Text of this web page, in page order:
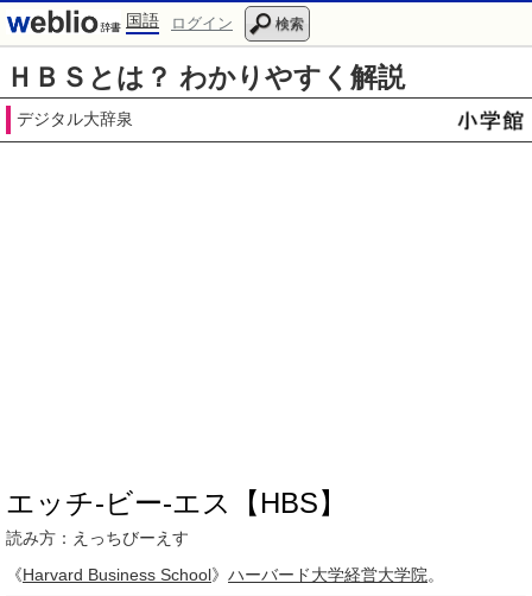
国語 ログイン 検索
ＨＢＳとは？ わかりやすく解説
デジタル大辞泉
エッチ‐ビー‐エス【HBS】
読み方：えっちびーえす
《Harvard Business School》 ハーバード大学経営大学院。